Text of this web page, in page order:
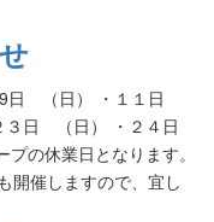
日 （日） ・１１日
３日 （日） ・２４日
プの休業日となります。
開催しますので、宜し